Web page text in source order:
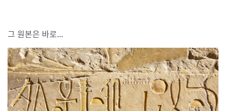
그 원본은 바로...